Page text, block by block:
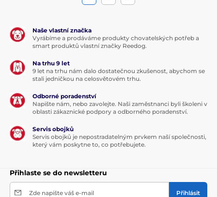
Naše vlastní značka
Vyrábíme a prodáváme produkty chovatelských potřeb a
smart produktů vlastní značky Reedog.
Na trhu 9 let
9 let na trhu nám dalo dostatečnou zkušenost, abychom se
stali jedničkou na celosvětovém trhu.
Odborné poradenství
Napište nám, nebo zavolejte. Naši zaměstnanci byli školeni v
oblasti zákaznické podpory a odborného poradenství.
Servis obojků
Servis obojků je nepostradatelným prvkem naší společnosti,
který vám poskytne to, co potřebujete.
Přihlaste se do newsletteru
Zde napište váš e-mail Přihlásit